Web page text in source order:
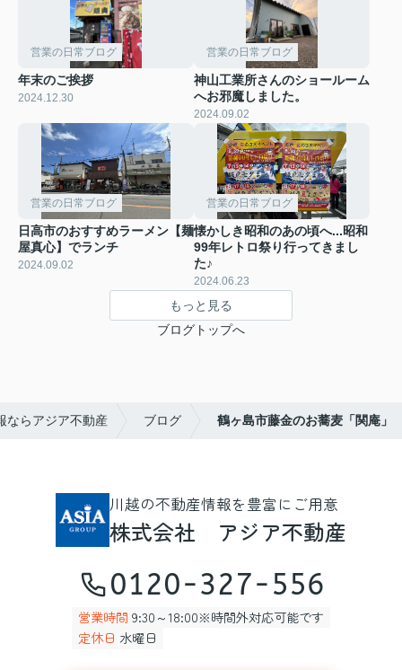
営業の日常ブログ
年末のご挨拶
2024.12.30
営業の日常ブログ
神山工業所さんのショールーム
へお邪魔しました。
2024.09.02
営業の日常ブログ
日高市のおすすめラーメン【麺
屋真心】でランチ
2024.09.02
営業の日常ブログ
懐かしき昭和のあの頃へ...昭和
99年レトロ祭り行ってきまし
た♪
2024.06.23
もっと見る
ブログトップへ
ならアジア不動産 ブログ 鶴ヶ島市藤金のお蕎麦「関庵」
川越の不動産情報を豊富にご用意
株式会社 アジア不動産
0120-327-556
営業時間 9:30～18:00※時間外対応可能です
定休日 水曜日